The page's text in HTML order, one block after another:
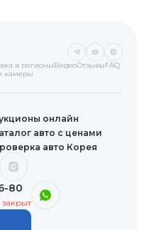
в регионыВидеоОтзывыFAQ
камеры
80
закрыт
онлайн
авто с ценами
авто Корея